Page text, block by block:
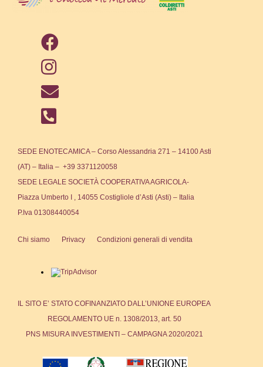
SEDE ENOTECAMICA – Corso Alessandria 271 – 14100 Asti
(AT) – Italia – +39 3371120058
SEDE LEGALE SOCIETÀ COOPERATIVA AGRICOLA-
Piazza Umberto I , 14055 Costigliole d’Asti (Asti) – Italia
P.Iva 01308440054
Chi siamo Privacy Condizioni generali di vendita
IL SITO E’ STATO COFINANZIATO DALL’UNIONE EUROPEA
REGOLAMENTO UE n. 1308/2013, art. 50
PNS MISURA INVESTIMENTI – CAMPAGNA 2020/2021